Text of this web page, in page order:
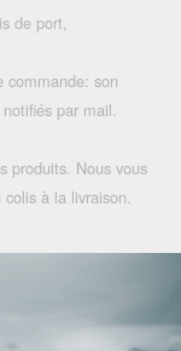
de port,
commande: son
par mail.
produits. Nous vous
à la livraison.